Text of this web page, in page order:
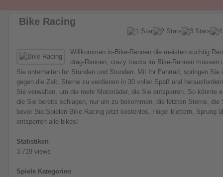
Bike Racing
Willkommen in-Bike-Rennen die meisten süchtig
drag-Rennen, crazy tracks im Bike-Rennen müssen
Sie unterhalten für Stunden und Stunden. Mit Ihr Fahrrad, springen Sie
gegen die Zeit, Sterne zu verdienen in 30 voller Spaß und
Sie verwalten, um die mehr Motorräder, die Sie entsperren. So könnte
die Sie bereits schlagen, nur um zu bekommen, die letzten Sterne, die
bevor Sie.Spielen Bike Racing jetzt kostenlos, Hügel klettern, Sprung
entsperren alle bikes!
Statistiken
3.719 views
Spiele Kategorien